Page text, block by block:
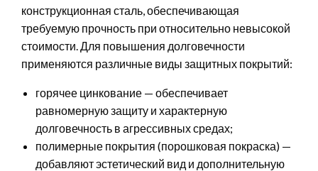
конструкционная сталь, обеспечивающая
требуемую прочность при относительно невысокой
стоимости. Для повышения долговечности
применяются различные виды защитных покрытий:
горячее цинкование — обеспечивает
равномерную защиту и характерную
долговечность в агрессивных средах;
полимерные покрытия (порошковая покраска) —
добавляют эстетический вид и дополнительную